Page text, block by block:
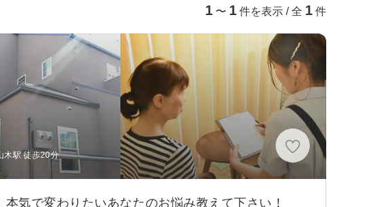
1 〜 1 件を表示 / 全 1 件
木駅 徒歩20分
気で変わりたいあなたのお悩み教えて下さい！